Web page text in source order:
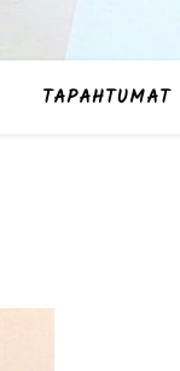
TAPAHTUMAT